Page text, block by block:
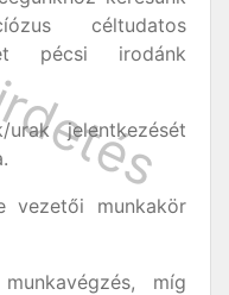
céltudatos
pécsi irodánk
jelentkezését
vezetői munkakör
míg